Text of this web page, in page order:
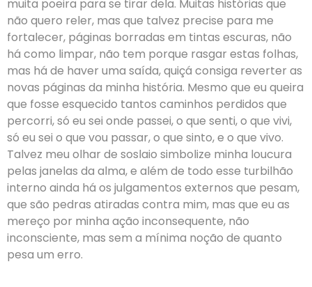
muita poeira para se tirar dela. Muitas histórias que
não quero reler, mas que talvez precise para me
fortalecer, páginas borradas em tintas escuras, não
há como limpar, não tem porque rasgar estas folhas,
mas há de haver uma saída, quiçá consiga reverter as
novas páginas da minha história. Mesmo que eu queira
que fosse esquecido tantos caminhos perdidos que
percorri, só eu sei onde passei, o que senti, o que vivi,
só eu sei o que vou passar, o que sinto, e o que vivo.
Talvez meu olhar de soslaio simbolize minha loucura
pelas janelas da alma, e além de todo esse turbilhão
interno ainda há os julgamentos externos que pesam,
que são pedras atiradas contra mim, mas que eu as
mereço por minha ação inconsequente, não
inconsciente, mas sem a mínima noção de quanto
pesa um erro.